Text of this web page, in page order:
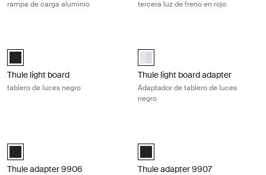
rampa de carga aluminio tercera luz de freno en rojo
Black (selected)
Thule light board
tablero de luces negro
aluminium (selected)
Thule light board adapter
Adaptador de tablero de luces
negro
Black (selected)
Thule adapter 9906
Black (selected)
Thule adapter 9907